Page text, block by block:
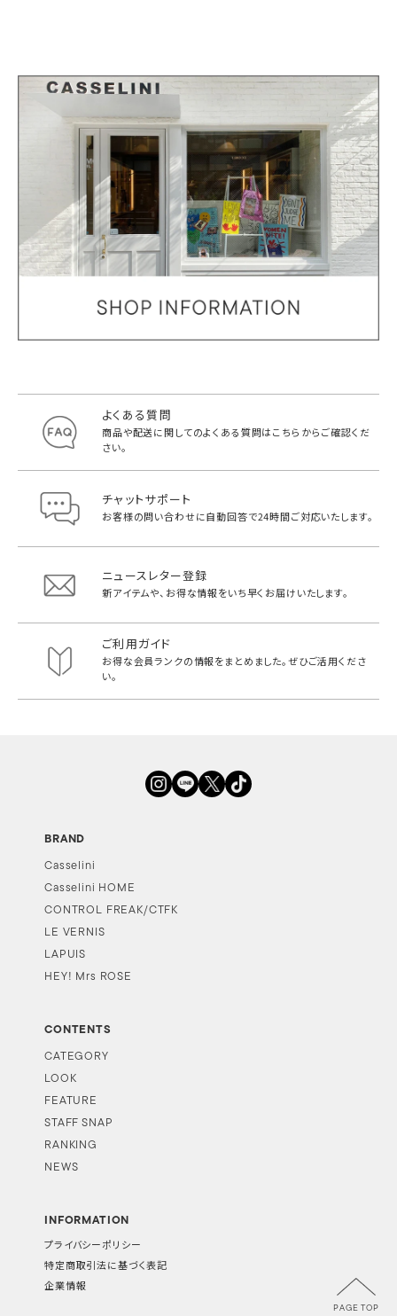
よくある質問
商品や配送に関してのよくある質問はこちらからご確認くだ
さい。
チャットサポート
お客様の問い合わせに自動回答で24時間ご対応いたします。
ニュースレター登録
新アイテムや、お得な情報をいち早く お届けいたします。
ご利用ガイド
お得な会員ランクの情報をまとめました。ぜひご活用くださ
い。
BRAND
Casselini
Casselini HOME
CONTROL FREAK/CTFK
LE VERNIS
LAPUIS
HEY! Mrs ROSE
CONTENTS
CATEGORY
LOOK
FEATURE
STAFF SNAP
RANKING
NEWS
INFORMATION
プライバシーポリシー
特定商取引法に基づく表記
企業情報
PAGE TOP